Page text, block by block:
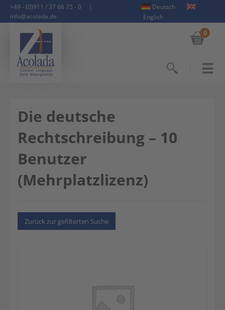
+49 - (0)911 / 37 66 75 - 0
|
info@acolada.de
Deutsch
English
0
Die deutsche
Rechtschreibung – 10
Benutzer
(Mehrplatzlizenz)
Zurück zur gefilterten Suche